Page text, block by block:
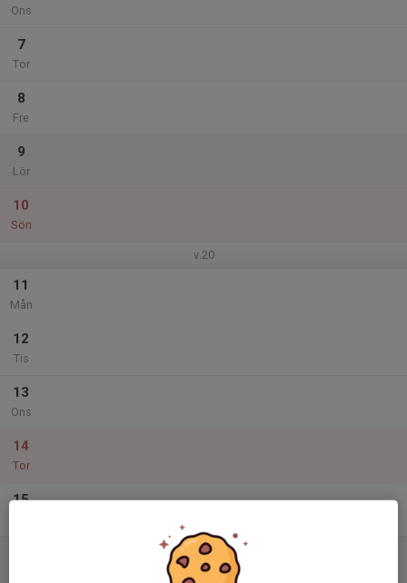
Ons
7
Tor
8
Fre
9
Lör
10
Sön
v.20
11
Mån
12
Tis
13
Ons
14
Tor
15